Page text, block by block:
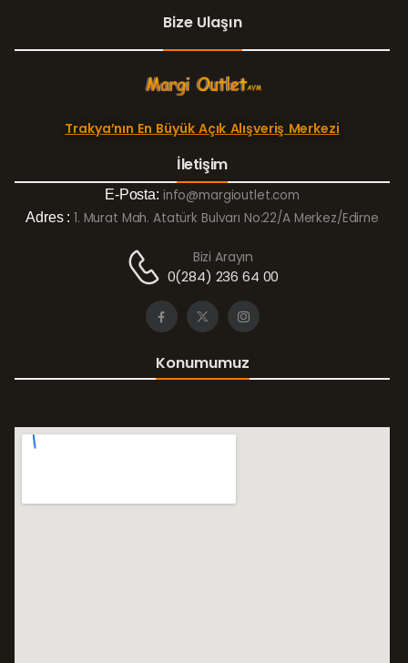
Bize Ulaşın
Trakya’nın En Büyük Açık Alışveriş Merkezi
İletişim
E-Posta: info@margioutlet.com
Adres : 1. Murat Mah. Atatürk Bulvarı No:22/A Merkez/Edirne
Bizi Arayın
0(284) 236 64 00
Konumumuz